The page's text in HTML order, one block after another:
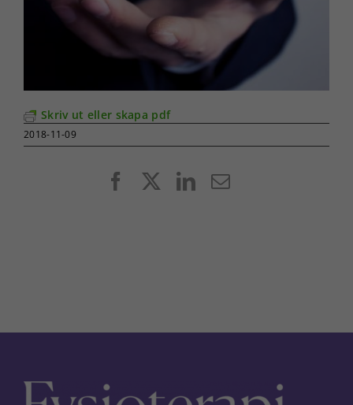
Skriv ut eller skapa pdf
2018-11-09
FacebookLinkedIn
E-